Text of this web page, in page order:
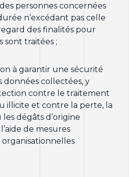
personnes concernées
n’excédant pas celle
des finalités pour
sont traitées ;
à garantir une sécurité
données collectées, y
contre le traitement
illicite et contre la perte, la
dégâts d’origine
de mesures